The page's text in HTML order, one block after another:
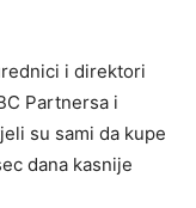
i direktori
Partnersa i
su sami da kupe
dana kasnije